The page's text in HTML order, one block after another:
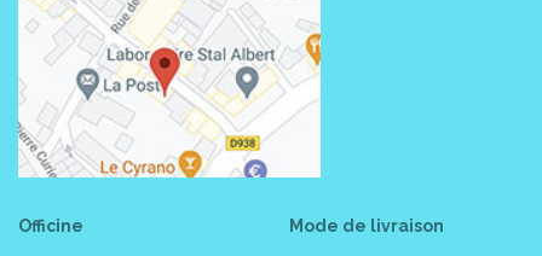
Officine Mode de livraison